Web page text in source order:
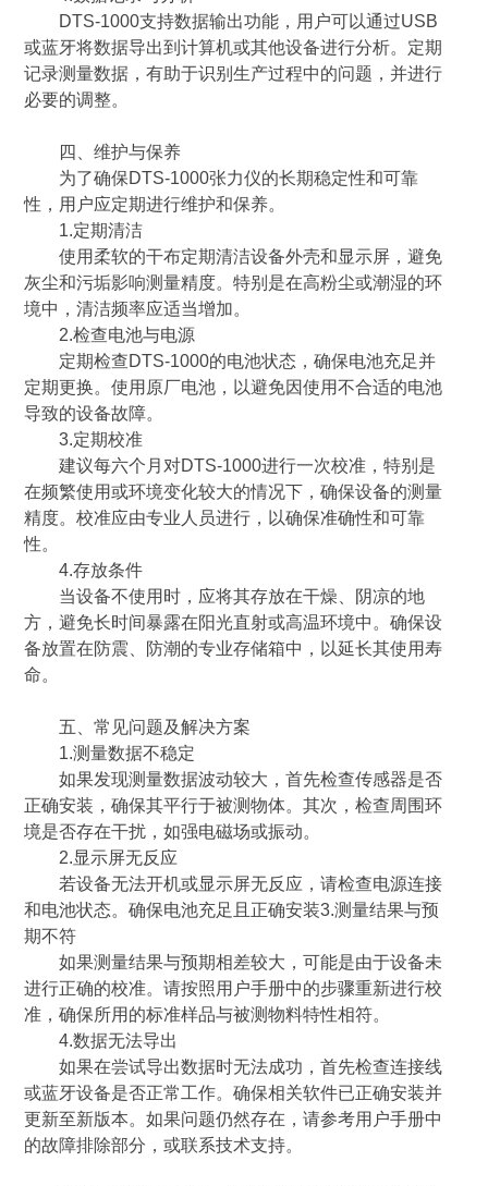
DTS-1000支持数据输出功能，用户可以通过USB
或蓝牙将数据导出到计算机或其他设备进行分析。定期
记录测量数据，有助于识别生产过程中的问题，并进行
必要的调整。
四、维护与保养
为了确保DTS-1000张力仪的长期稳定性和可靠
性，用户应定期进行维护和保养。
1.定期清洁
使用柔软的干布定期清洁设备外壳和显示屏，避免
灰尘和污垢影响测量精度。特别是在高粉尘或潮湿的环
境中，清洁频率应适当增加。
2.检查电池与电源
定期检查DTS-1000的电池状态，确保电池充足并
定期更换。使用原厂电池，以避免因使用不合适的电池
导致的设备故障。
3.定期校准
建议每六个月对DTS-1000进行一次校准，特别是
在频繁使用或环境变化较大的情况下，确保设备的测量
精度。校准应由专业人员进行，以确保准确性和可靠
性。
4.存放条件
当设备不使用时，应将其存放在干燥、阴凉的地
方，避免长时间暴露在阳光直射或高温环境中。确保设
备放置在防震、防潮的专业存储箱中，以延长其使用寿
命。
五、常见问题及解决方案
1.测量数据不稳定
如果发现测量数据波动较大，首先检查传感器是否
正确安装，确保其平行于被测物体。其次，检查周围环
境是否存在干扰，如强电磁场或振动。
2.显示屏无反应
若设备无法开机或显示屏无反应，请检查电源连接
和电池状态。确保电池充足且正确安装3.测量结果与预
期不符
如果测量结果与预期相差较大，可能是由于设备未
进行正确的校准。请按照用户手册中的步骤重新进行校
准，确保所用的标准样品与被测物料特性相符。
4.数据无法导出
如果在尝试导出数据时无法成功，首先检查连接线
或蓝牙设备是否正常工作。确保相关软件已正确安装并
更新至新版本。如果问题仍然存在，请参考用户手册中
的故障排除部分，或联系技术支持。